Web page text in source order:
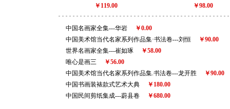
￥119.00
￥98.00
中国名画家全集---华岩
￥0.00
中国美术馆当代名家系列作品集·书法卷---刘恒
￥90.00
世界名画家全集---崔如琢
￥58.00
唯心是画三
￥56.00
中国美术馆当代名家系列作品集.书法卷---龙开胜
￥90.00
中国书画装裱款式艺术大典
￥180.00
中国民间剪纸集成---蔚县卷
￥680.00